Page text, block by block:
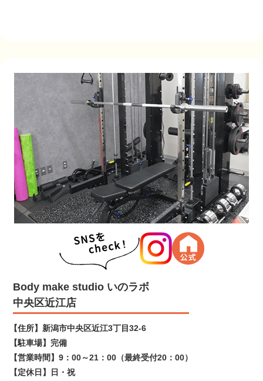
Body make studio いのラボ
中央区近江店
【住所】 新潟市中央区近江3丁目32-6
【駐車場】 完備
【営業時間】 9：00～21：00（最終受付20：00）
【定休日】
日・祝